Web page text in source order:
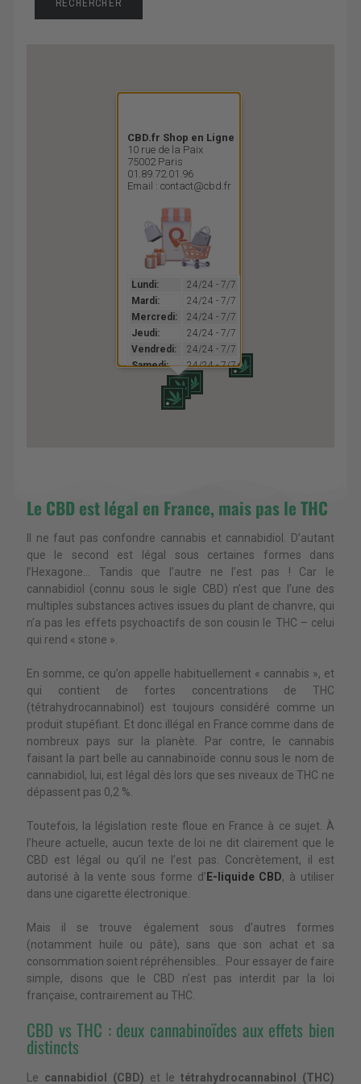
CBD.fr Shop en Ligne
10 rue de la Paix
75002 Paris
01.89.72.01.96
Email : contact@cbd.fr
Lundi:
24/24 - 7/7
Mardi:
24/24 - 7/7
Mercredi:
24/24 - 7/7
Jeudi:
24/24 - 7/7
Vendredi:
24/24 - 7/7
Samedi:
24/24 - 7/7
Dimanche:
24/24 - 7/7
Le CBD est légal en France, mais pas le THC
Il ne faut pas confondre cannabis et cannabidiol. D’autant
que le second est légal sous certaines formes dans
l’Hexagone… Tandis que l’autre ne l’est pas ! Car le
cannabidiol (connu sous le sigle CBD) n’est que l’une des
multiples substances actives issues du plant de chanvre, qui
n’a pas les effets psychoactifs de son cousin le THC – celui
qui rend « stone ».
En somme, ce qu’on appelle habituellement « cannabis », et
qui contient de fortes concentrations de THC
(tétrahydrocannabinol) est toujours considéré comme un
produit stupéfiant. Et donc illégal en France comme dans de
nombreux pays sur la planète. Par contre, le cannabis
faisant la part belle au cannabinoïde connu sous le nom de
cannabidiol, lui, est légal dès lors que ses niveaux de THC ne
dépassent pas 0,2 %.
Toutefois, la législation reste floue en France à ce sujet. À
l’heure actuelle, aucun texte de loi ne dit clairement que le
CBD est légal ou qu’il ne l’est pas. Concrètement, il est
autorisé à la vente sous forme d’ E-liquide CBD, à utiliser
dans une cigarette électronique.
Mais il se trouve également sous d’autres formes
(notamment huile ou pâte), sans que son achat et sa
consommation soient répréhensibles… Pour essayer de faire
simple, disons que le CBD n’est pas interdit par la loi
française, contrairement au THC.
CBD vs THC : deux cannabinoïdes aux effets bien
distincts
Le cannabidiol (CBD) et letétrahydrocannabinol (THC)